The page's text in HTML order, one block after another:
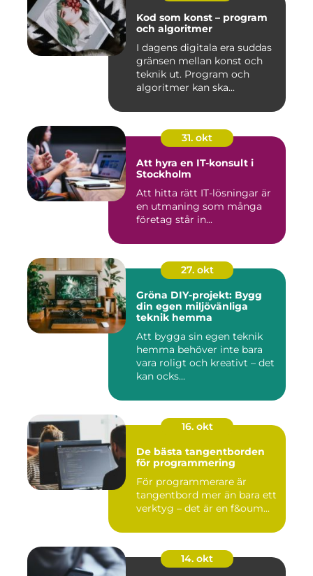
Kod som konst – program
och algoritmer
I dagens digitala era suddas
gränsen mellan konst och
teknik ut. Program och
algoritmer kan ska...
31. okt
Att hyra en IT-konsult i
Stockholm
Att hitta rätt IT-lösningar är
en utmaning som många
företag står in...
27. okt
Gröna DIY-projekt: Bygg
din egen miljövänliga
teknik hemma
Att bygga sin egen teknik
hemma behöver inte bara
vara roligt och kreativt – det
kan ocks...
16. okt
De bästa tangentborden
för programmering
För programmerare är
tangentbord mer än bara ett
verktyg – det är en f&oum...
14. okt